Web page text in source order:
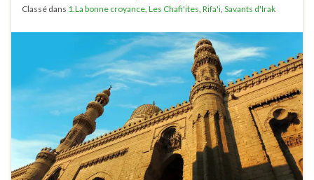
Classé dans 1.La bonne croyance Les Chafi'ites Rifa'i Savants d'Irak